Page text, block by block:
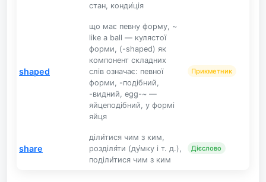
стан, конди́ція
shaped
що має певну форму, ~
like a ball — кулястої
форми, (-shaped) як
компонент складних
слів означає: певної
форми, -подібний,
-видний, egg-~ —
яйцеподібний, у формі
яйця
Прикметник
share
діли́тися чим з ким,
розділя́ти (ду́мку і т. д.),
поділи́тися чим з ким
Дієслово